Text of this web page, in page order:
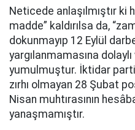
Neticede anlaşılmıştır ki
madde” kaldırılsa da,
dokunmayıp 12 Eylül
yargılanmamasına
yumulmuştur. İktidar
zırhı olmayan 28 Şubat
Nisan muhtırasının
yanaşmamıştır.